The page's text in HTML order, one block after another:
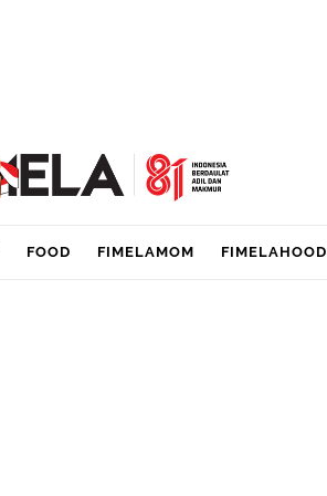
FOOD FIMELAMOM FIMELAHOOD